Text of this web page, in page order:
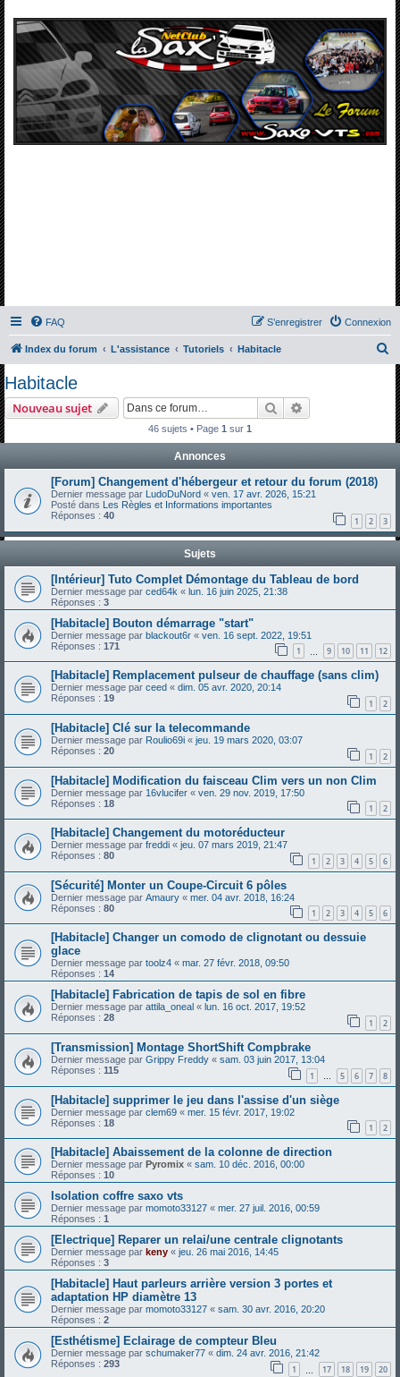
FAQ Connexion
S’enregistrer
Index du forum L'assistance Tutoriels Habitacle
r
Habitacle
Nouveau sujet RechercherRecherche
46 sujets • Page 1 sur 1
Annonces
[Forum] Changement d'hébergeur et retour du forum (2018)
Dernier message par LudoDuNord « ven. 17 avr. 2026, 15:21
Posté dans Les Règles et Informations importantes
Réponses : 40 1 2 3
Sujets
[Intérieur] Tuto Complet Démontage du Tableau de bord
Dernier message par ced64k « lun. 16 juin 2025, 21:38
Réponses : 3
[Habitacle] Bouton démarrage "start"
Dernier message par blackout6r « ven. 16 sept. 2022, 19:51
Réponses : 171 1 9 10 11 12
[Habitacle] Remplacement pulseur de chauffage (sans clim)
Dernier message par ceed « dim. 05 avr. 2020, 20:14
Réponses : 19 1 2
[Habitacle] Clé sur la telecommande
Dernier message par Roulio69i « jeu. 19 mars 2020, 03:07
Réponses : 20 1 2
[Habitacle] Modification du faisceau Clim vers un non Clim
Dernier message par 16vlucifer « ven. 29 nov. 2019, 17:50
Réponses : 18 1 2
[Habitacle] Changement du motoréducteur
Dernier message par freddi « jeu. 07 mars 2019, 21:47
Réponses : 80 1 2 3 4 5 6
[Sécurité] Monter un Coupe-Circuit 6 pôles
Dernier message par Amaury « mer. 04 avr. 2018, 16:24
Réponses : 80 1 2 3 4 5 6
[Habitacle] Changer un comodo de clignotant ou dessuie
glace
Dernier message par toolz4 « mar. 27 févr. 2018, 09:50
Réponses : 14
[Habitacle] Fabrication de tapis de sol en fibre
Dernier message par attila_oneal « lun. 16 oct. 2017, 19:52
Réponses : 28 1 2
[Transmission] Montage ShortShift Compbrake
Dernier message par Grippy Freddy « sam. 03 juin 2017, 13:04
Réponses : 115 1 … 5 6 7 8
[Habitacle] supprimer le jeu dans l'assise d'un siège
Dernier message par clem69 « mer. 15 févr. 2017, 19:02
Réponses : 18 1 2
[Habitacle] Abaissement de la colonne de direction
Dernier message par Pyromix « sam. 10 déc. 2016, 00:00
Réponses : 10
Isolation coffre saxo vts
Dernier message par momoto33127 « mer. 27 juil. 2016, 00:59
Réponses : 1
[Electrique] Reparer un relai/une centrale clignotants
Dernier message par keny « jeu. 26 mai 2016, 14:45
Réponses : 3
[Habitacle] Haut parleurs arrière version 3 portes et
adaptation HP diamètre 13
Dernier message par momoto33127 « sam. 30 avr. 2016, 20:20
Réponses : 2
[Esthétisme] Eclairage de compteur Bleu
Dernier message par schumaker77 « dim. 24 avr. 2016, 21:42
Réponses : 293 1 17 18 19 20